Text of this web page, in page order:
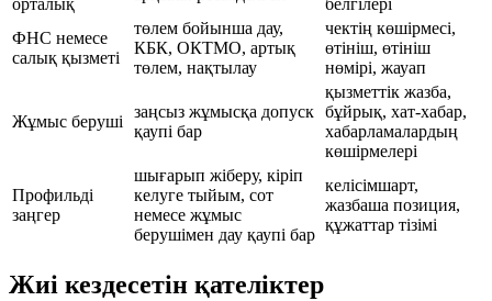
орталық
белгілері
ФНС немесе
салық қызметі
төлем бойынша дау,
КБК, ОКТМО, артық
төлем, нақтылау
чектің көшірмесі,
өтініш, өтініш
нөмірі, жауап
Жұмыс беруші
заңсыз жұмысқа допуск
қаупі бар
қызметтік жазба,
бұйрық, хат-хабар,
хабарламалардың
көшірмелері
Профильді
заңгер
шығарып жіберу, кіріп
келуге тыйым, сот
немесе жұмыс
берушімен дау қаупі бар
келісімшарт,
жазбаша позиция,
құжаттар тізімі
Жиі кездесетін қателіктер